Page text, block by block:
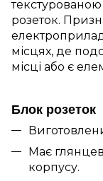
розеток.
місцях, де
місці або є
Блок розеток
Має
корпусу.